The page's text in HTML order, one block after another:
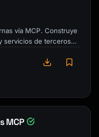
vía MCP. Construye
servicios de terceros
MCP